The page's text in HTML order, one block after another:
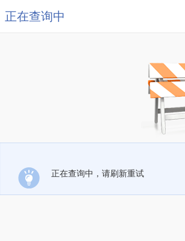
正在查询中
正在查询中，请刷新重试